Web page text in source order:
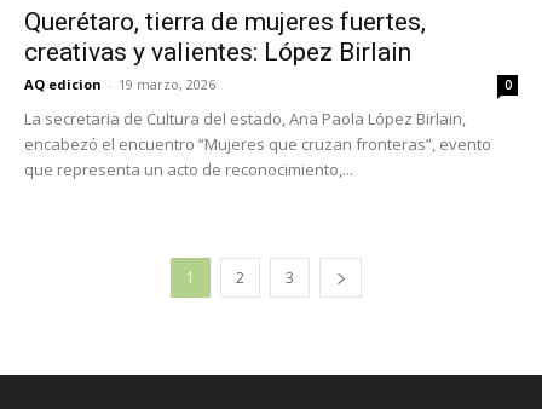
Querétaro, tierra de mujeres fuertes,
creativas y valientes: López Birlain
AQ edicion - 19 marzo, 2026 0
La secretaria de Cultura del estado, Ana Paola López Birlain,
encabezó el encuentro “Mujeres que cruzan fronteras”, evento
que representa un acto de reconocimiento,...
1 2 3